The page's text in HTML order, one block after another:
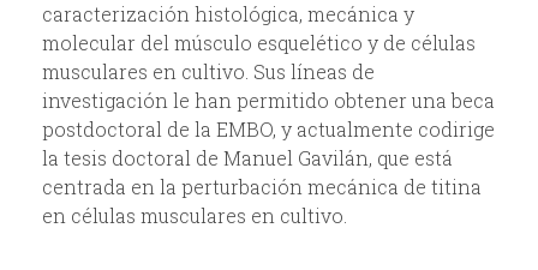
caracterización histológica, mecánica y
molecular del músculo esquelético y de células
musculares en cultivo. Sus líneas de
investigación le han permitido obtener una beca
postdoctoral de la EMBO, y actualmente codirige
la tesis doctoral de Manuel Gavilán, que está
centrada en la perturbación mecánica de titina
en células musculares en cultivo.